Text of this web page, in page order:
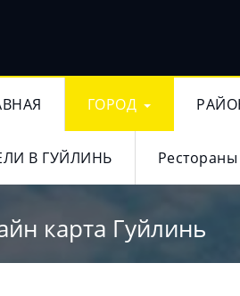
ГОРОД
В ГУЙЛИНЬ
карта Гуйлинь